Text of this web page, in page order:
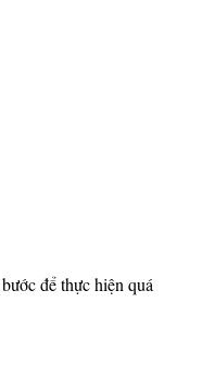
để thực hiện quá